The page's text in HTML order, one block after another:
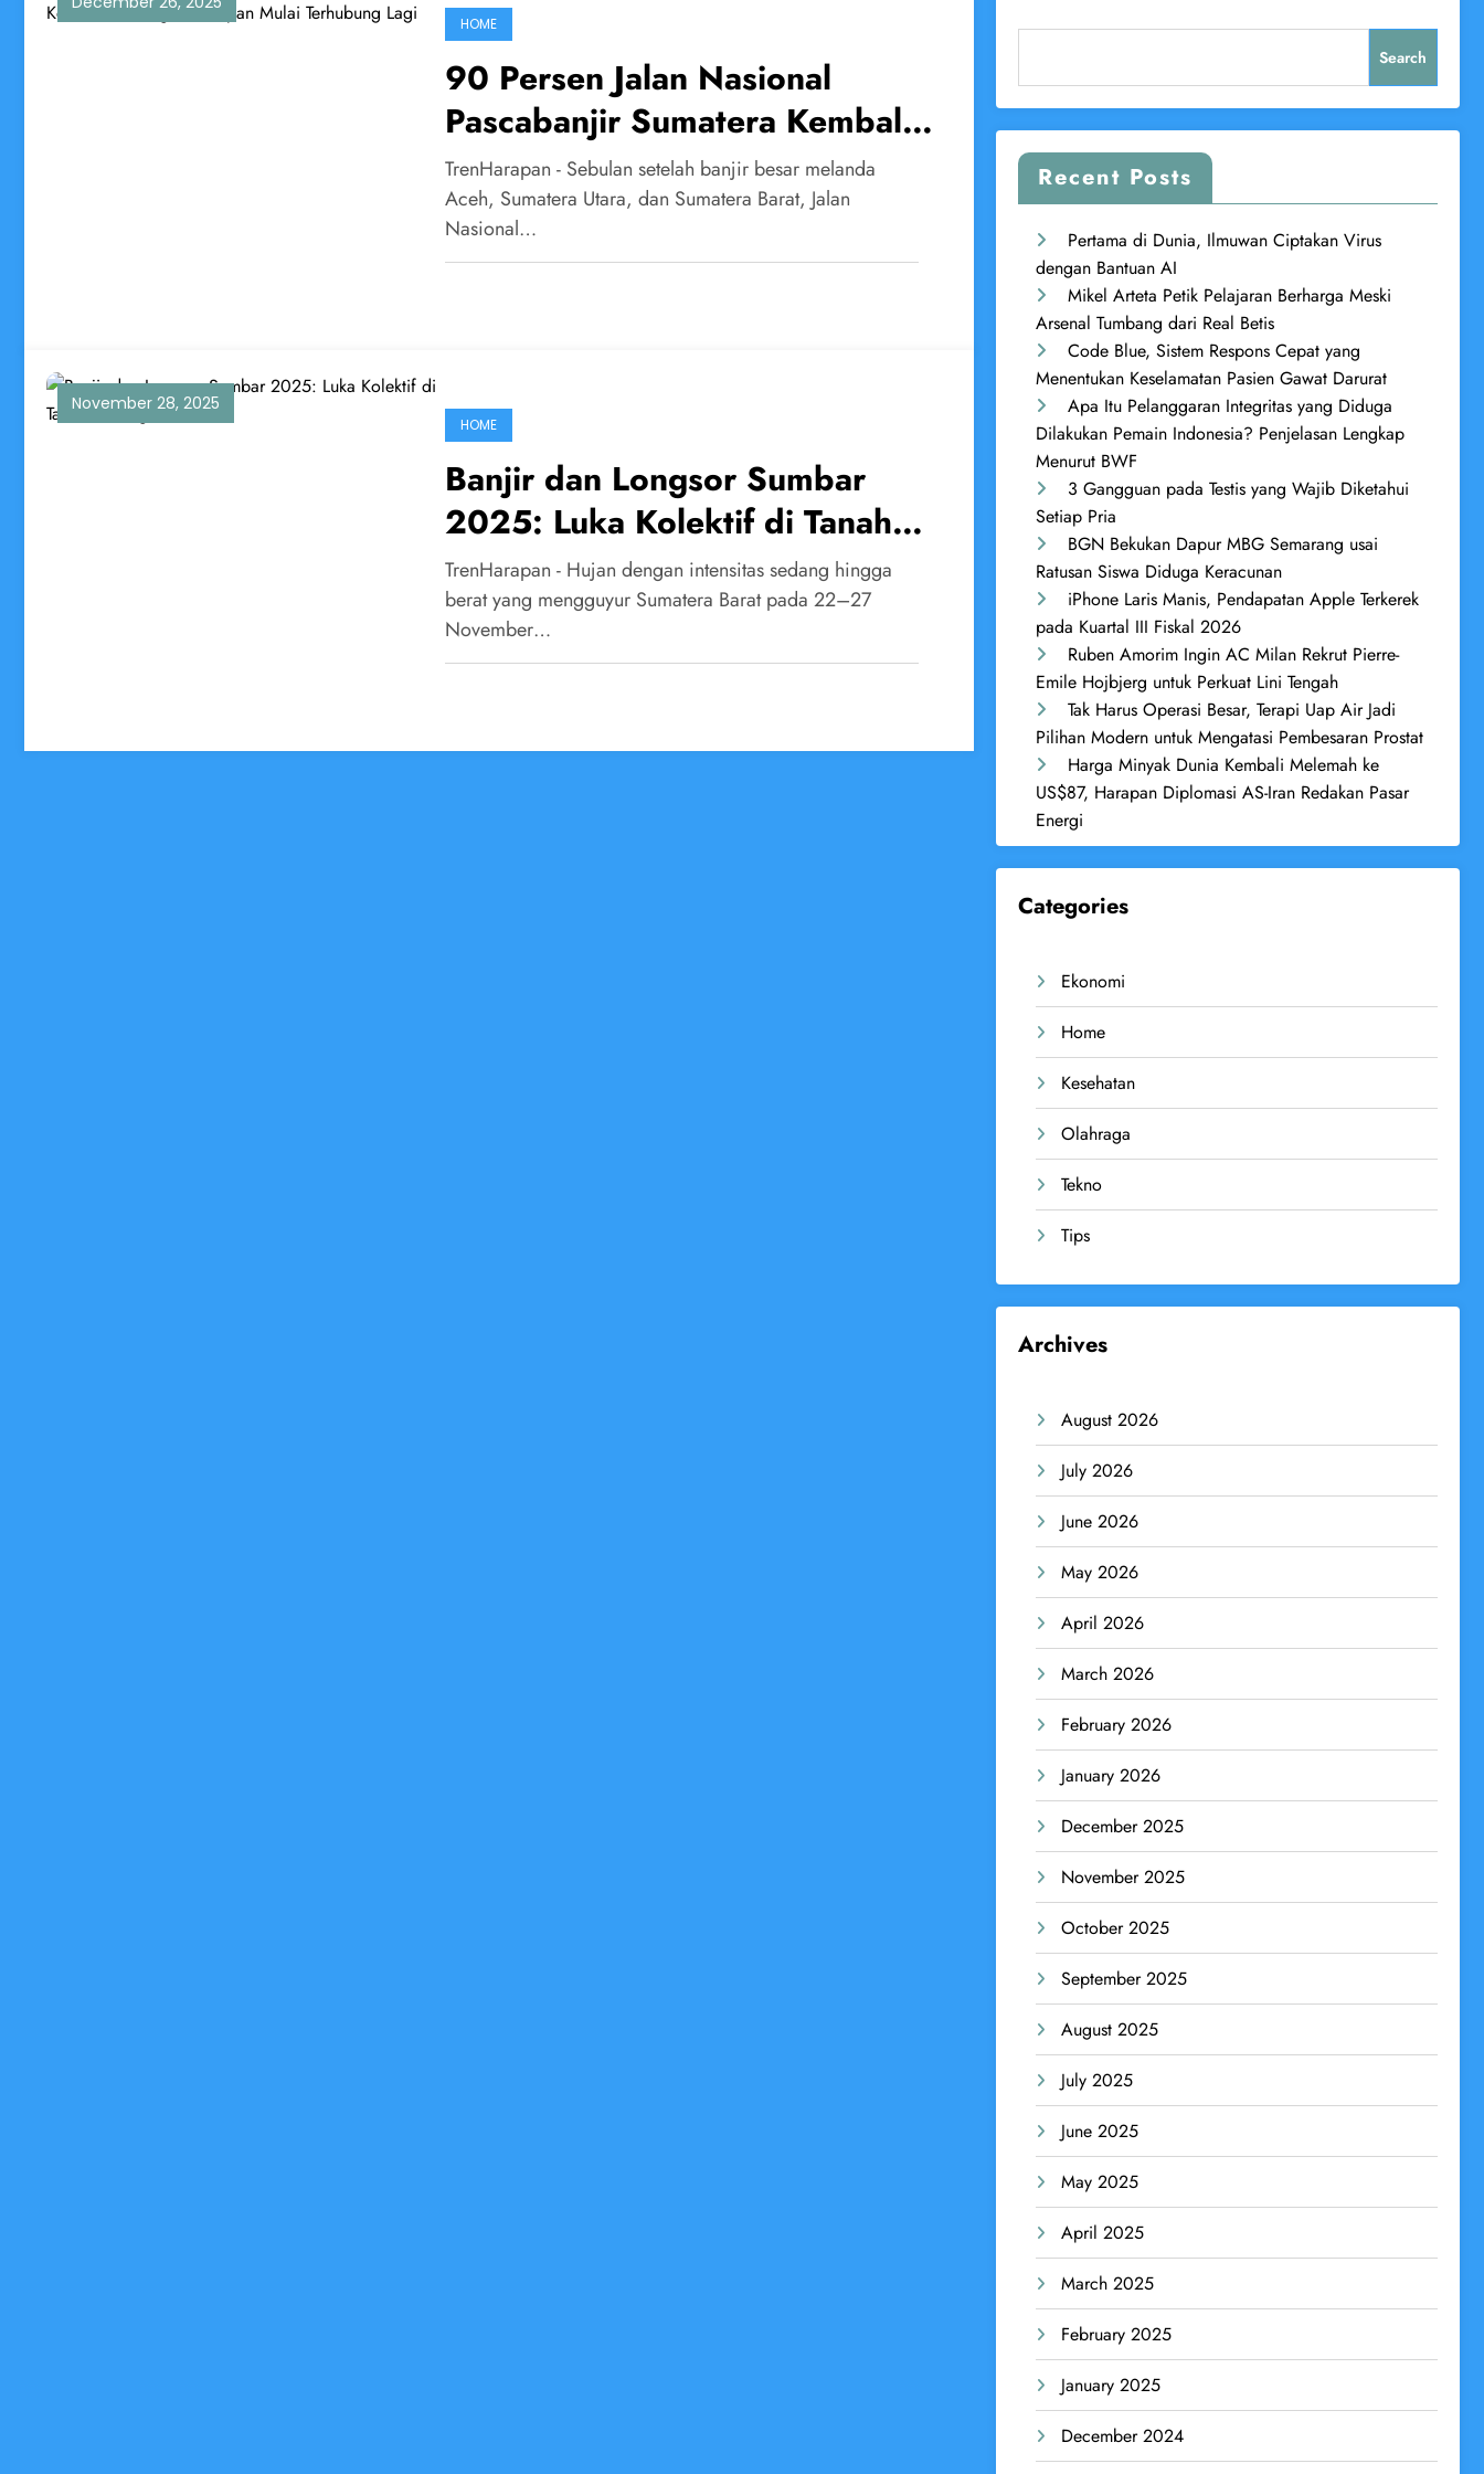
HOME
90 Persen Jalan Nasional
Pascabanjir Sumatera Kembali
Berfungsi, Harapan Mulai
Terhubung Lagi
TrenHarapan - Sebulan setelah banjir besar melanda
Aceh, Sumatera Utara, dan Sumatera Barat, Jalan
Nasional…
November 28, 2025
HOME
Banjir dan Longsor Sumbar
2025: Luka Kolektif di Tanah
Minang
TrenHarapan - Hujan dengan intensitas sedang hingga
berat yang mengguyur Sumatera Barat pada 22–27
November…
Search
Recent Posts
Pertama di Dunia, Ilmuwan Ciptakan Virus
dengan Bantuan AI
Mikel Arteta Petik Pelajaran Berharga Meski
Arsenal Tumbang dari Real Betis
Code Blue, Sistem Respons Cepat yang
Menentukan Keselamatan Pasien Gawat Darurat
Apa Itu Pelanggaran Integritas yang Diduga
Dilakukan Pemain Indonesia? Penjelasan Lengkap
Menurut BWF
3 Gangguan pada Testis yang Wajib Diketahui
Setiap Pria
BGN Bekukan Dapur MBG Semarang usai
Ratusan Siswa Diduga Keracunan
iPhone Laris Manis, Pendapatan Apple Terkerek
pada Kuartal III Fiskal 2026
Ruben Amorim Ingin AC Milan Rekrut Pierre-
Emile Hojbjerg untuk Perkuat Lini Tengah
Tak Harus Operasi Besar, Terapi Uap Air Jadi
Pilihan Modern untuk Mengatasi Pembesaran Prostat
Harga Minyak Dunia Kembali Melemah ke
US$87, Harapan Diplomasi AS-Iran Redakan Pasar
Energi
Categories
Ekonomi
Home
Kesehatan
Olahraga
Tekno
Tips
Archives
August 2026
July 2026
June 2026
May 2026
April 2026
March 2026
February 2026
January 2026
December 2025
November 2025
October 2025
September 2025
August 2025
July 2025
June 2025
May 2025
April 2025
March 2025
February 2025
January 2025
December 2024